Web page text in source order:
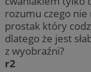
rozumu czego
prostak który
dlatego że jest
z wyobraźni?
r2